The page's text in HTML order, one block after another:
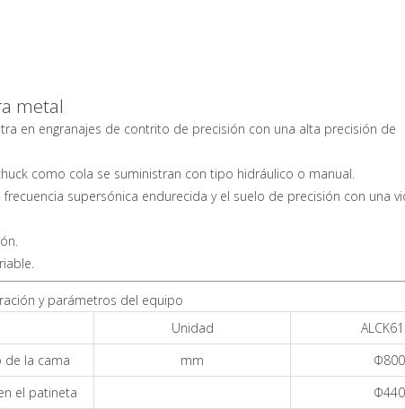
metal
en engranajes de contrito de precisión con una alta precisión de
como cola se suministran con tipo hidráulico o manual.
frecuencia supersónica endurecida y el suelo de precisión con una
y parámetros del equipo
Unidad
de la cama mm
Φ800
el patineta
Φ440